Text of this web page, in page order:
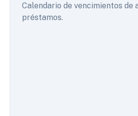
Calendario de vencimientos de
préstamos.